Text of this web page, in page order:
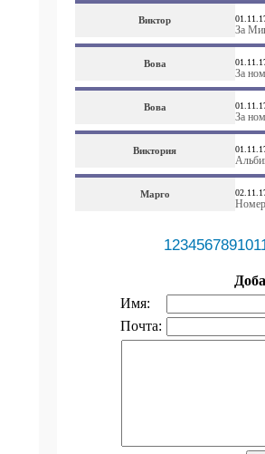
Виктор
За
Вова
За
Вова
За
Виктория
Марго
12345678910
Имя:
Почта: